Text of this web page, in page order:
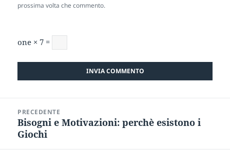
prossima volta che commento.
one × 7 =
articoliPRECEDENTE
Articolo
precedente:
Bisogni e Motivazioni: perchè esistono i
Giochi